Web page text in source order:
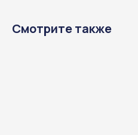
Смотрите также